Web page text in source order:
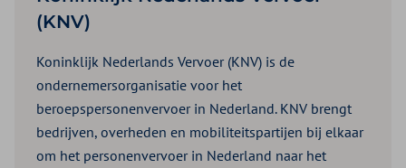
(KNV)
Koninklijk Nederlands Vervoer (KNV) is de
ondernemersorganisatie voor het
beroepspersonenvervoer in Nederland. KNV brengt
bedrijven, overheden en mobiliteitspartijen bij elkaar
om het personenvervoer in Nederland naar het